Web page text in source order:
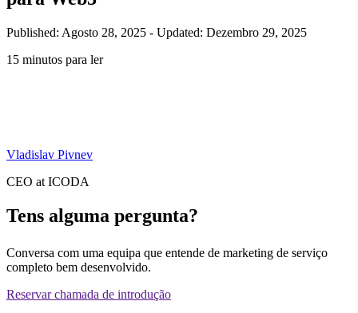
Published: Agosto 28, 2025 - Updated: Dezembro 29, 2025
15 minutos para ler
Vladislav Pivnev
CEO at ICODA
Tens alguma pergunta?
Conversa com uma equipa que entende de marketing de serviço
completo bem desenvolvido.
Reservar chamada de introdução